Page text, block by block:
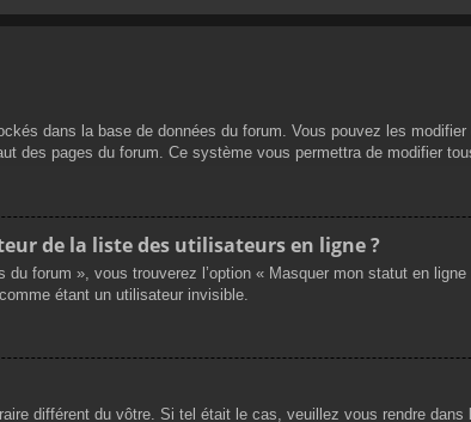
dans la base de données du forum. Vous pouvez les
des pages du forum. Ce système vous permettra de modifier
de la liste des utilisateurs en ligne ?
du forum », vous trouverez l’option « Masquer mon statut en
étant un utilisateur invisible.
différent du vôtre. Si tel était le cas, veuillez vous rendre